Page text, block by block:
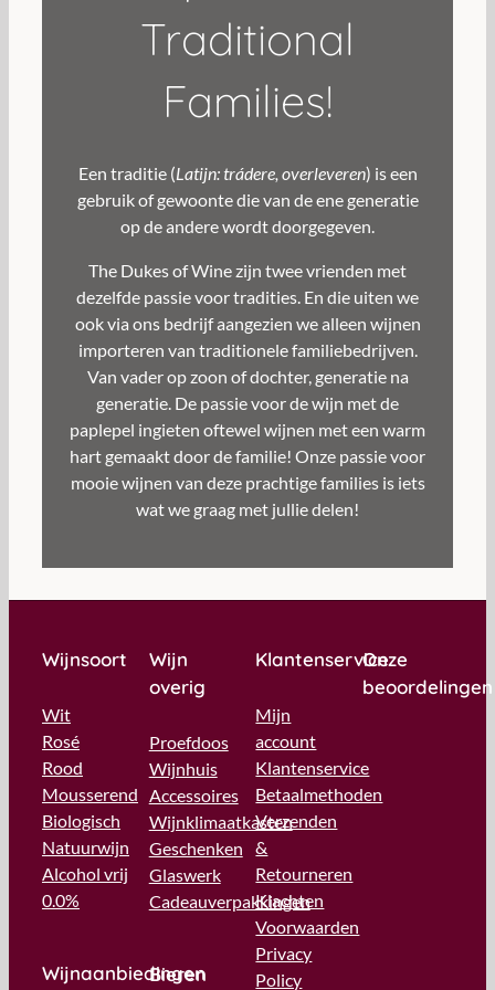
de
Traditional
Families!
Een traditie (Latijn: trádere, overleveren) is een
gebruik of gewoonte die van de ene generatie
op de andere wordt doorgegeven.
The Dukes of Wine zijn twee vrienden met
dezelfde passie voor tradities. En die uiten we
ook via ons bedrijf aangezien we alleen wijnen
importeren van traditionele familiebedrijven.
Van vader op zoon of dochter, generatie na
generatie. De passie voor de wijn met de
paplepel ingieten oftewel wijnen met een warm
hart gemaakt door de familie! Onze passie voor
mooie wijnen van deze prachtige families is iets
wat we graag met jullie delen!
Wijnsoort
Wit
Rosé
Rood
Mousserend
Biologisch
Natuurwijn
Alcohol vrij
0.0%
Wijnaanbiedingen
Wijn
overig
Proefdoos
Wijnhuis
Accessoires
Wijnklimaatkasten
Geschenken
Glaswerk
Cadeauverpakkingen
Bieren
Klantenservice
Mijn
account
Klantenservice
Betaalmethoden
Verzenden
&
Retourneren
Klachten
Voorwaarden
Privacy
Policy
Onze
beoordelingen